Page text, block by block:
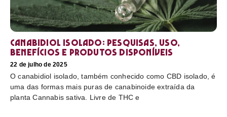
Canabidiol Isolado: pesquisas, uso,
benefícios e produtos disponíveis
22 de julho de 2025
O canabidiol isolado, também conhecido como CBD isolado, é
uma das formas mais puras de canabinoide extraída da
planta Cannabis sativa. Livre de THC e